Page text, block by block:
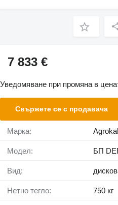
7 833 €
Уведомяване при промяна в
Свържете се с продавача
Марка:
Модел: БП
Вид:
Нетно тегло: 750 кг